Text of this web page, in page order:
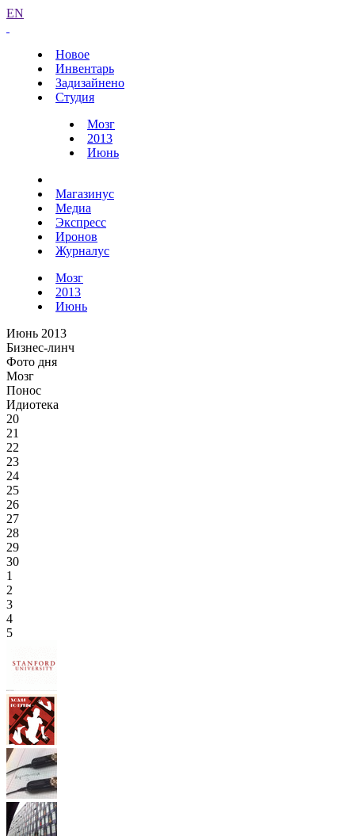
EN
Новое
Инвентарь
Задизайнено
Студия
Мозг
2013
Июнь
Магазинус
Медиа
Экспресс
Иронов
Журналус
Мозг
2013
Июнь
Июнь 2013
Бизнес-линч
Фото дня
Мозг
Понос
Идиотека
20
21
22
23
24
25
26
27
28
29
30
1
2
3
4
5